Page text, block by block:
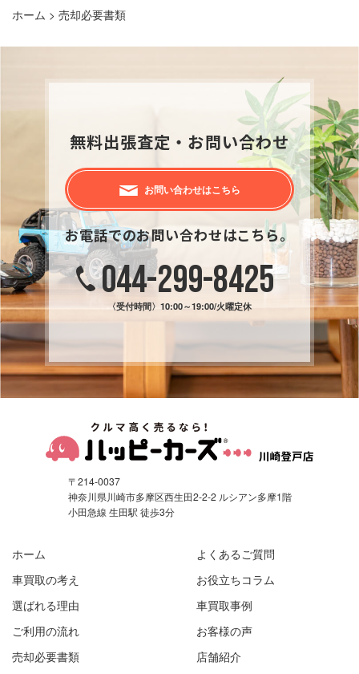
ホーム > 売却必要書類
無料出張査定・お問い合わせ
お問い合わせはこちら
お電話でのお問い合わせはこちら。
044-299-8425
〈受付時間〉 10:00～19:00/火曜定休
〒214-0037
神奈川県川崎市多摩区西生田2-2-2 ルシアン多摩1階
小田急線 生田駅 徒歩3分
ホーム
車買取の考え
選ばれる理由
ご利用の流れ
売却必要書類
よくあるご質問
お役立ちコラム
車買取事例
お客様の声
店舗紹介